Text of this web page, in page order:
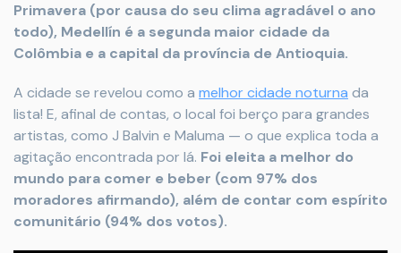
Primavera (por causa do seu clima agradável o ano
todo), Medellín é a segunda maior cidade da
Colômbia e a capital da província de Antioquia.
A cidade se revelou como a melhor cidade noturna da
lista! E, afinal de contas, o local foi berço para grandes
artistas, como J Balvin e Maluma — o que explica toda a
agitação encontrada por lá. Foi eleita a melhor do
mundo para comer e beber (com 97% dos
moradores afirmando), além de contar com espírito
comunitário (94% dos votos).